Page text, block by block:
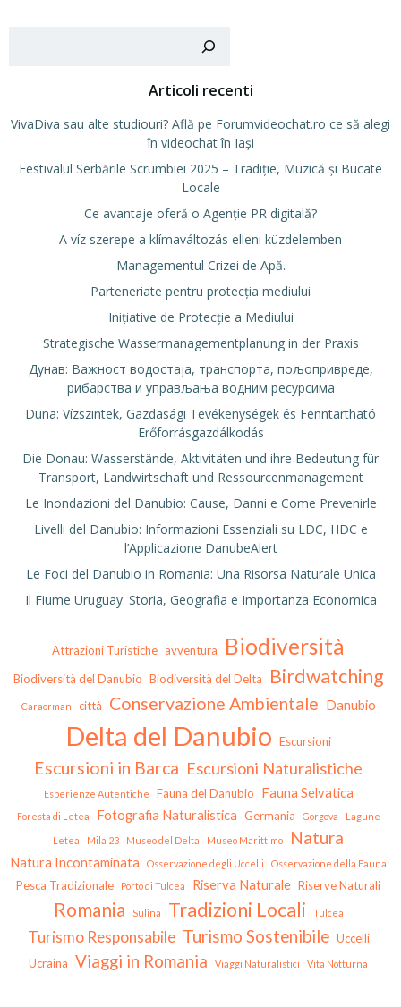
Articoli recenti
VivaDiva sau alte studiouri? Află pe Forumvideochat.ro ce să alegi
în videochat în Iași
Festivalul Serbările Scrumbiei 2025 – Tradiție, Muzică și Bucate
Locale
Ce avantaje oferă o Agenție PR digitală?
A víz szerepe a klímaváltozás elleni küzdelemben
Managementul Crizei de Apă.
Parteneriate pentru protecția mediului
Inițiative de Protecție a Mediului
Strategische Wassermanagementplanung in der Praxis
Дунав: Важност водостаја, транспорта, пољопривреде,
рибарства и управљања водним ресурсима
Duna: Vízszintek, Gazdasági Tevékenységek és Fenntartható
Erőforrásgazdálkodás
Die Donau: Wasserstände, Aktivitäten und ihre Bedeutung für
Transport, Landwirtschaft und Ressourcenmanagement
Le Inondazioni del Danubio: Cause, Danni e Come Prevenirle
Livelli del Danubio: Informazioni Essenziali su LDC, HDC e
l’Applicazione DanubeAlert
Le Foci del Danubio in Romania: Una Risorsa Naturale Unica
Il Fiume Uruguay: Storia, Geografia e Importanza Economica
Attrazioni Turistiche avventura Biodiversità
Biodiversità del Danubio Biodiversità del Delta Birdwatching
Caraorman città Conservazione Ambientale Danubio
Delta del Danubio Escursioni
Escursioni in Barca Escursioni Naturalistiche
Esperienze Autentiche Fauna del Danubio Fauna Selvatica
Foresta di Letea Fotografia Naturalistica Germania Gorgova Lagune
Letea Mila 23 Museo del Delta Museo Marittimo Natura
Natura Incontaminata Osservazione degli Uccelli Osservazione della Fauna
Pesca Tradizionale Porto di Tulcea Riserva Naturale Riserve Naturali
Romania Sulina Tradizioni Locali Tulcea
Turismo Responsabile Turismo Sostenibile Uccelli
Ucraina Viaggi in Romania Viaggi Naturalistici Vita Notturna